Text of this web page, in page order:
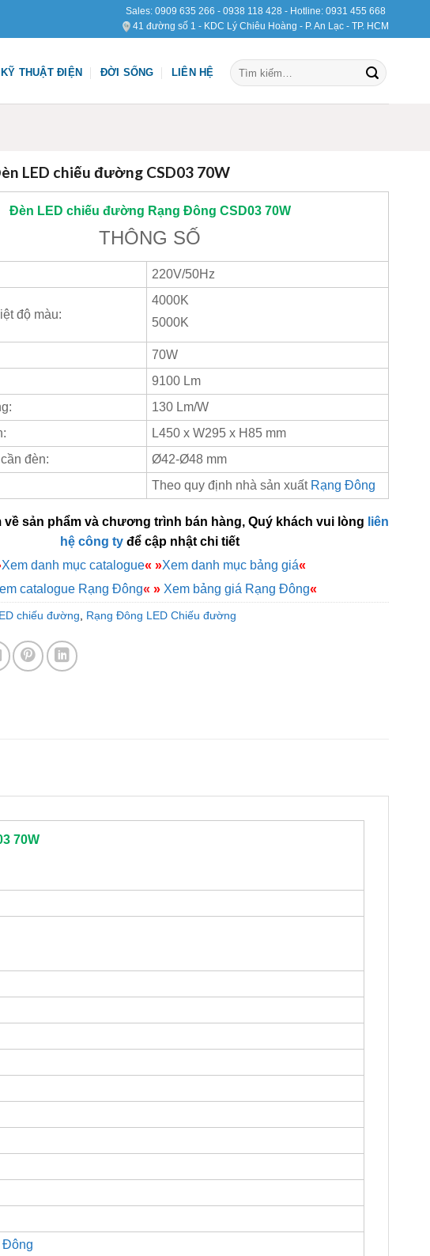
Sales: 0909 635 266 - 0938 118 428 - Hotline: 0931 455 668
41 đường số 1 - KDC Lý Chiêu Hoàng - P. An Lạc - TP. HCM
KỸ THUẬT ĐIỆN ĐỜI SỐNG LIÊN HỆ
Tìm
kiếm:
LED chiếu đường CSD03 70W
Đèn LED chiếu đường Rạng Đông CSD03 70W
THÔNG SỐ
220V/50Hz
độ màu:
4000K
5000K
70W
9100 Lm
130 Lm/W
L450 x W295 x H85 mm
đèn:
Ø42-Ø48 mm
Theo quy định nhà sản xuất Rạng Đông
về sản phẩm và chương trình bán hàng, Quý khách vui lòng liên
hệ công ty để cập nhật chi tiết
Xem danh mục catalogue« »Xem danh mục bảng giá«
catalogue Rạng Đông« »Xem bảng giá Rạng Đông«
chiếu đường, Rạng Đông LED Chiếu đường
70W
Đông